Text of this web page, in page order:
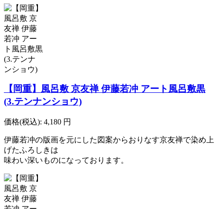
【岡重】風呂敷 京友禅 伊藤若冲 アート風呂敷黒
(3.テンナンショウ)
価格(税込): 4,180 円
伊藤若冲の版画を元にした図案からおりなす京友禅で染め上
げたふろしきは
味わい深いものになっております。